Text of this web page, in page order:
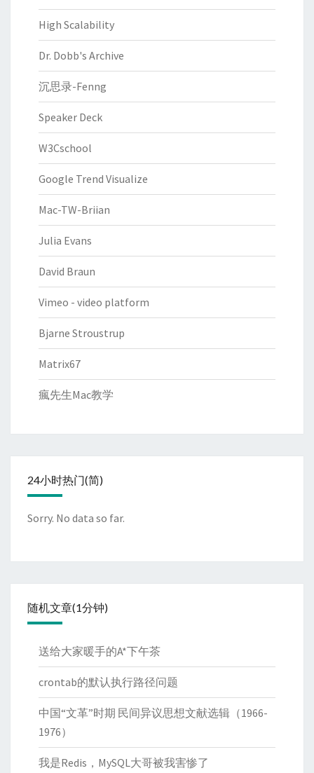
High Scalability
Dr. Dobb's Archive
沉思录-Fenng
Speaker Deck
W3Cschool
Google Trend Visualize
Mac-TW-Briian
Julia Evans
David Braun
Vimeo - video platform
Bjarne Stroustrup
Matrix67
瘋先生Mac教学
24小时热门(简)
Sorry. No data so far.
随机文章(1分钟)
送给大家暖手的A*下午茶
crontab的默认执行路径问题
中国“文革”时期 民间异议思想文献选辑（1966-
1976）
我是Redis，MySQL大哥被我害惨了